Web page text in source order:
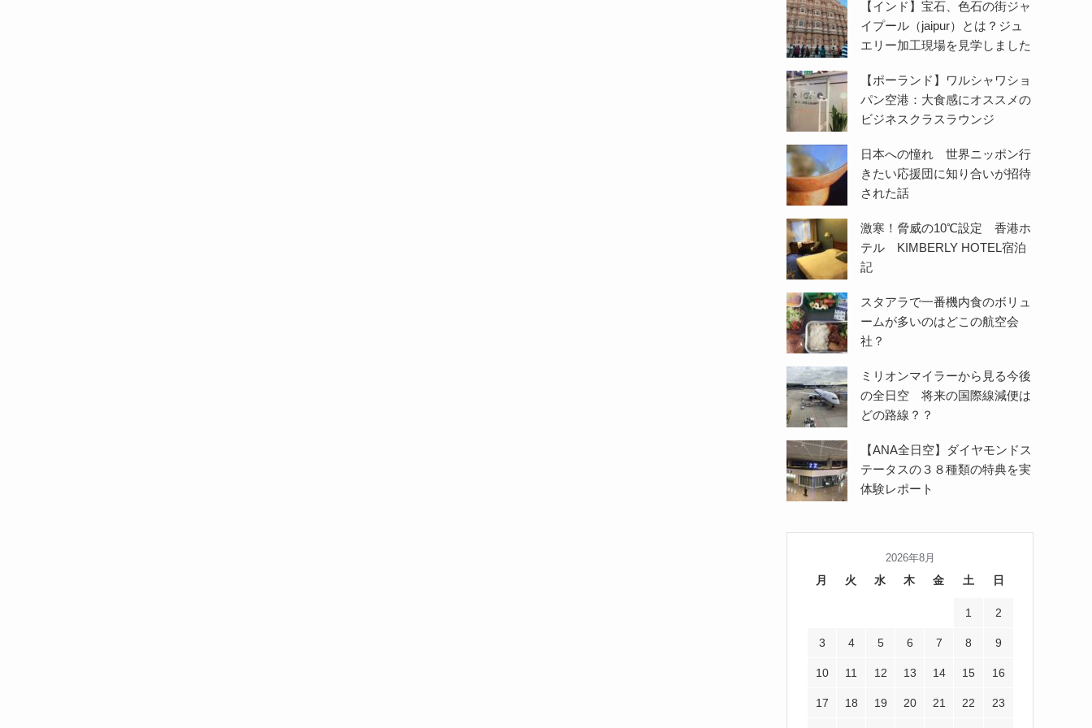
【インド】宝石、色石の街ジャ
イプール（jaipur）とは？ジュ
エリー加工現場を見学しました
【ポーランド】ワルシャワショ
パン空港：大食感にオススメの
ビジネスクラスラウンジ
日本への憧れ 世界ニッポン行
きたい応援団に知り合いが招待
された話
激寒！脅威の10℃設定 香港ホ
テル KIMBERLY HOTEL宿泊
記
スタアラで一番機内食のボリュ
ームが多いのはどこの航空会
社？
ミリオンマイラーから見る今後
の全日空 将来の国際線減便は
どの路線？？
【ANA全日空】ダイヤモンドス
テータスの３８種類の特典を実
体験レポート
2026年8月
月 火 水 木 金 土 日
1 2
3 4 5 6 7 8 9
10 11 12 13 14 15 16
17 18 19 20 21 22 23